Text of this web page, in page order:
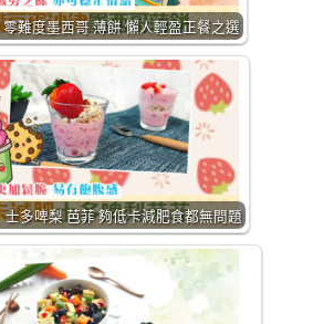
零難度墨西哥 薄餅 懶人輕盈正餐之選
士多啤梨 芭菲 夠低卡減肥食都無問題